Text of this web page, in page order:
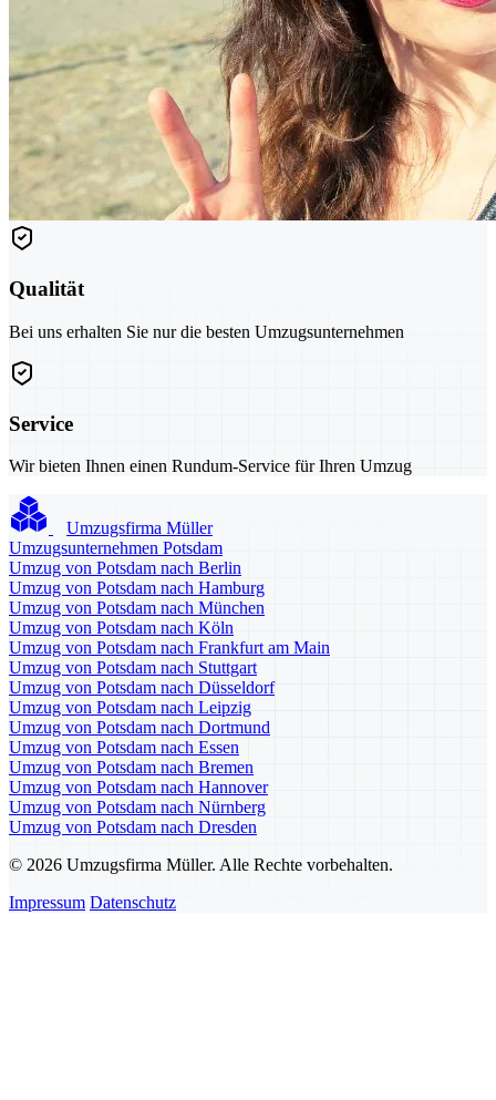
Qualität
Bei uns erhalten Sie nur die besten Umzugsunternehmen
Service
Wir bieten Ihnen einen Rundum-Service für Ihren Umzug
Umzugsfirma Müller
Umzugsunternehmen Potsdam
Umzug von Potsdam nach Berlin
Umzug von Potsdam nach Hamburg
Umzug von Potsdam nach München
Umzug von Potsdam nach Köln
Umzug von Potsdam nach Frankfurt am Main
Umzug von Potsdam nach Stuttgart
Umzug von Potsdam nach Düsseldorf
Umzug von Potsdam nach Leipzig
Umzug von Potsdam nach Dortmund
Umzug von Potsdam nach Essen
Umzug von Potsdam nach Bremen
Umzug von Potsdam nach Hannover
Umzug von Potsdam nach Nürnberg
Umzug von Potsdam nach Dresden
© 2026 Umzugsfirma Müller. Alle Rechte vorbehalten.
Impressum Datenschutz